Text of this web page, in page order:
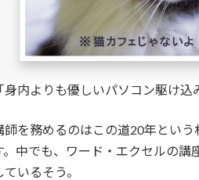
身内よりも優しいパソコン駆け
師を務めるのはこの道20年とい
。中でも、ワード・エクセルの講
ているそう。